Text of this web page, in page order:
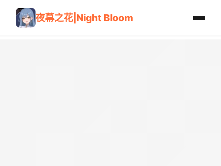
夜幕之花|Night Bloom